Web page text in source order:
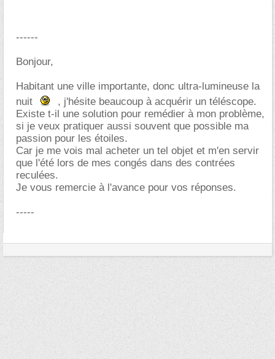
------
Bonjour,
Habitant une ville importante, donc ultra-lumineuse la
nuit
, j'hésite beaucoup à acquérir un téléscope.
Existe t-il une solution pour remédier à mon problème,
si je veux pratiquer aussi souvent que possible ma
passion pour les étoiles.
Car je me vois mal acheter un tel objet et m'en servir
que l'été lors de mes congés dans des contrées
reculées.
Je vous remercie à l'avance pour vos réponses.
-----